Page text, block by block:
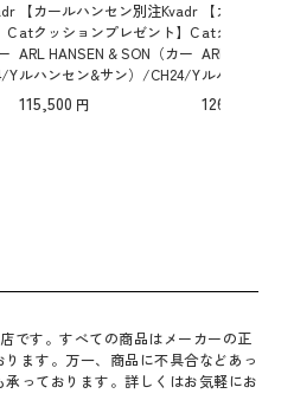
C
Y
【カールハンセン別注Kvadr
atクッションプレゼント】C
ARL HANSEN & SON（カー
ルハンセン&サン）/CH24/Y
チェア（ワイチェア）/ビー
チ材/ソープ仕上げ/ナチュ
115,500
【カールハ
atクッション
ARL HANSEN
ルハンセン&
チェア（ワ
チ材/ソープ
126,500
です。すべての商品はメーカーの正
ます。万一、商品に不具合などあっ
っております。詳しくはお気軽にお